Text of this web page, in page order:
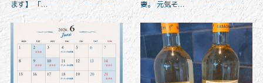
ます️】 「…
妻。 元気そ…